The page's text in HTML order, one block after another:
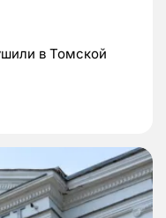
в Томской